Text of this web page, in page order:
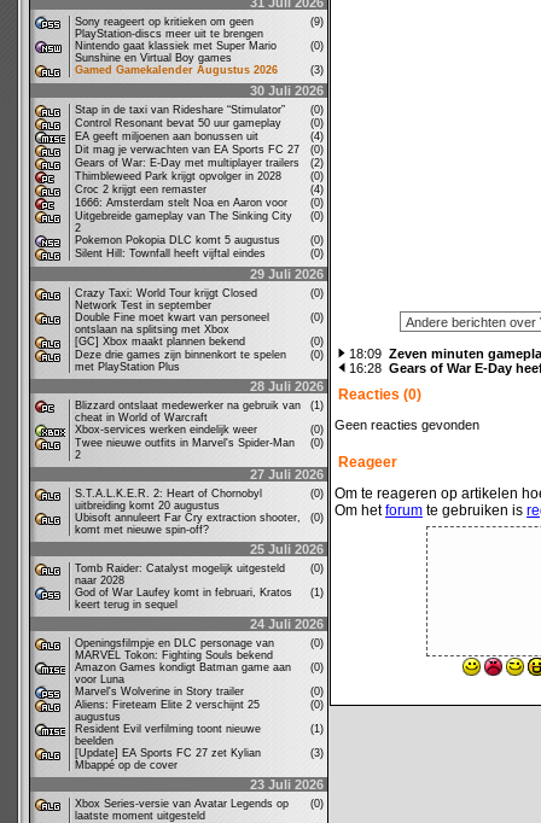
Sony reageert op kritieken om geen
PlayStation-discs meer uit te brengen
(9)
Nintendo gaat klassiek met Super Mario
Sunshine en Virtual Boy games
(0)
Gamed Gamekalender Augustus 2026
(3)
30 Juli 2026
Stap in de taxi van Rideshare “Stimulator”
(0)
Control Resonant bevat 50 uur gameplay
(0)
EA geeft miljoenen aan bonussen uit
(4)
Dit mag je verwachten van EA Sports FC 27
(0)
Gears of War: E-Day met multiplayer trailers
(2)
Thimbleweed Park krijgt opvolger in 2028
(0)
Croc 2 krijgt een remaster
(4)
1666: Amsterdam stelt Noa en Aaron voor
(0)
Uitgebreide gameplay van The Sinking City
2
(0)
Pokemon Pokopia DLC komt 5 augustus
(0)
Silent Hill: Townfall heeft vijftal eindes
(0)
29 Juli 2026
Crazy Taxi: World Tour krijgt Closed
Network Test in september
(0)
Double Fine moet kwart van personeel
ontslaan na splitsing met Xbox
(0)
[GC] Xbox maakt plannen bekend
(0)
Deze drie games zijn binnenkort te spelen
met PlayStation Plus
(0)
28 Juli 2026
Blizzard ontslaat medewerker na gebruik van
cheat in World of Warcraft
(1)
Xbox-services werken eindelijk weer
(0)
Twee nieuwe outfits in Marvel's Spider-Man
2
(0)
27 Juli 2026
S.T.A.L.K.E.R. 2: Heart of Chornobyl
uitbreiding komt 20 augustus
(0)
Ubisoft annuleert Far Cry extraction shooter,
komt met nieuwe spin-off?
(0)
25 Juli 2026
Tomb Raider: Catalyst mogelijk uitgesteld
naar 2028
(0)
God of War Laufey komt in februari, Kratos
keert terug in sequel
(1)
24 Juli 2026
Openingsfilmpje en DLC personage van
MARVEL Tokon: Fighting Souls bekend
(0)
Amazon Games kondigt Batman game aan
voor Luna
(0)
Marvel's Wolverine in Story trailer
(0)
Aliens: Fireteam Elite 2 verschijnt 25
augustus
(0)
Resident Evil verfilming toont nieuwe
beelden
(1)
[Update] EA Sports FC 27 zet Kylian
Mbappé op de cover
(3)
23 Juli 2026
Xbox Series-versie van Avatar Legends op
laatste moment uitgesteld
(0)
18:09 Zeven minuten
16:28 Gears of War E-Day
Reacties (0)
Geen reacties gevonden
Reageer
Om te reageren op artikelen
Om hetforum te gebruiken is